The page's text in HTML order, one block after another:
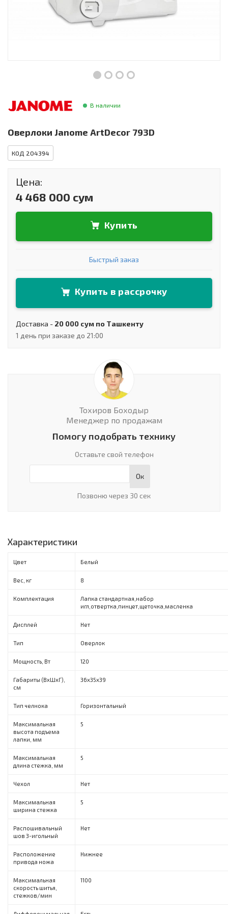
Инструменты и техника
Товары для дома
Сантехника В наличии
Оверлоки Janome ArtDecor 793D
КОД 204394
Цена:
4 468 000 сум
Купить
Быстрый заказ
Купить в рассрочку
Доставка - 20 000 сум по Ташкенту
1 день при заказе до 21:00
Тохиров Боходыр
Менеджер по продажам
Помогу подобрать технику
Оставьте свой телефон
Ок
Позвоню через 30 сек
Характеристики
Цвет Белый
Вес, кг 8
Комплектация
Лапка стандартная,набор
игл,отвертка,пинцет,щеточка,масленка
Дисплей Нет
Тип Оверлок
Мощность, Вт 120
Габариты (ВxШxГ),
см
36x35x39
Тип челнока Горизонтальный
Максимальная
высота подъема
лапки, мм
5
Максимальная
длина стежка, мм
5
Чехол Нет
Максимальная
ширина стежка
5
Распошивальный
шов 3-игольный
Нет
Расположение
привода ножа
Нижнее
Максимальная
скорость шитья,
стежков/мин
1100